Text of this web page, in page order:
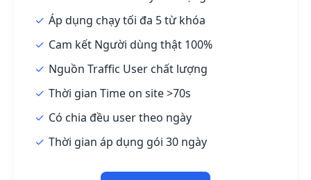
Áp dụng chạy tối đa 5 từ khóa
Cam kết Người dùng thật 100%
Nguồn Traffic User chất lượng
Thời gian Time on site >70s
Có chia đều user theo ngày
Thời gian áp dụng gói 30 ngày